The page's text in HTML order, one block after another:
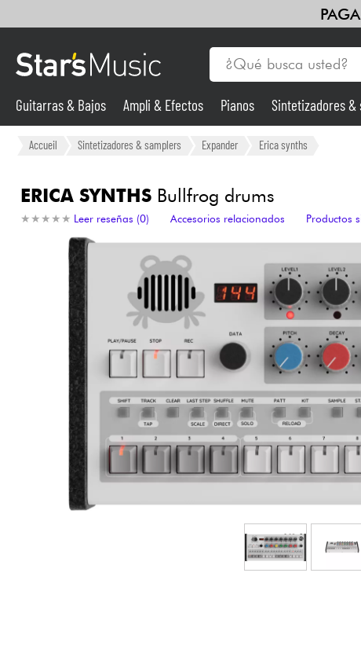
Guitarras & Bajos
Sintetizadores & samplers
Luces
Violines y cuarteto
HiFi
Guitarras & Bajos Ampli & Efectos Pianos Sintetizadores &
Accueil Sintetizadores & samplers Expander Erica synths
ERICA SYNTHSBullfrog drums
★ ★ ★ ★ ★
★ ★ ★ ★ ★ Leer reseñas (0) Accesorios relacionados Productos